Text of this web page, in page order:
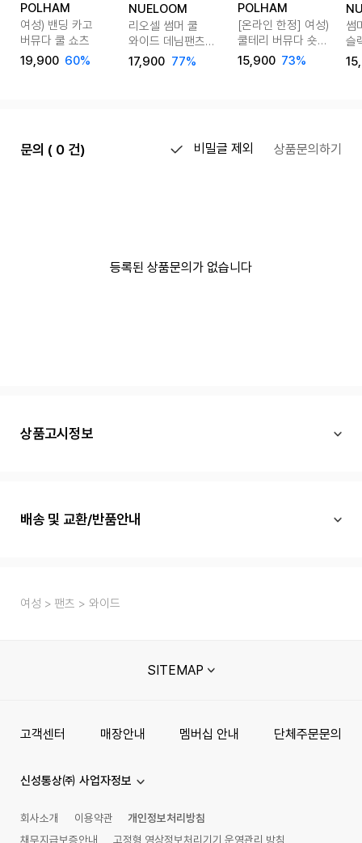
POLHAM
여성) 밴딩 카고
버뮤다 쿨 쇼츠
19,900 60%
NUELOOM
리오셀 썸머 쿨
와이드 데님팬츠
(숏/롱) 5color
17,900 77%
POLHAM
[온라인 한정] 여성)
쿨테리 버뮤다 숏
팬츠
15,900 73%
썸
슬
문의 ( 0 건) 비밀글 제외 상품문의하기
등록된 상품문의가 없습니다
상품고시정보
배송 및 교환/반품안내
여성 팬츠 와이드
SITEMAP
고객센터 매장안내 멤버십 안내 단체주문문의
신성통상㈜ 사업자정보
회사소개 이용약관
개인정보처리방침
채무지급보증안내
고정형 영상정보처리기기 운영관리 방침